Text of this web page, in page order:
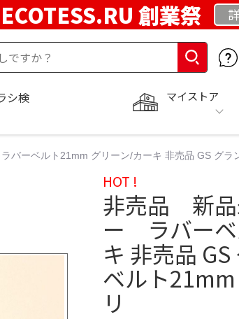
ECOTESS.RU 創業祭
マイストア
シ検
ベルト21mm グリーン/カーキ 非売品 GS グラ
HOT !
非売品 新
ー ラバーベ
キ 非売品
ベルト
リ